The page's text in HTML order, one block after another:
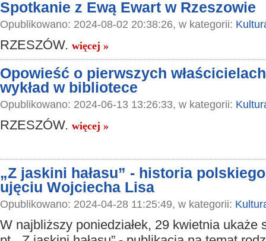
Spotkanie z Ewą Ewart w Rzeszowie
Opublikowano: 2024-08-02 20:38:26, w kategorii:
RZESZÓW. więcej »
Opowieść o pierwszych
wykład w bibliotece
Opublikowano: 2024-06-13 13:26:33, w kategorii:
RZESZÓW. więcej »
„Z jaskini hałasu” - historia
ujęciu Wojciecha Lisa
Opublikowano: 2024-04-28 11:25:49, w kategorii:
W najbliższy poniedziałek, 29 kwietnia ukaże